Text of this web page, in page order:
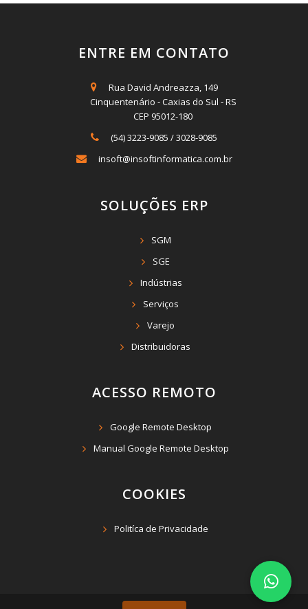
ENTRE EM CONTATO
Rua David Andreazza, 149
Cinquentenário - Caxias do Sul - RS
CEP 95012-180
(54) 3223-9085 /3028-9085
insoft@insoftinformatica.com.br
SOLUÇÕES ERP
SGM
SGE
Indústrias
Serviços
Varejo
Distribuidoras
ACESSO REMOTO
Google Remote Desktop
Manual Google Remote Desktop
COOKIES
Politíca de Privacidade